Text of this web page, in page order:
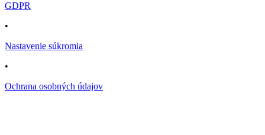
GDPR
•
Nastavenie súkromia
•
Ochrana osobných údajov